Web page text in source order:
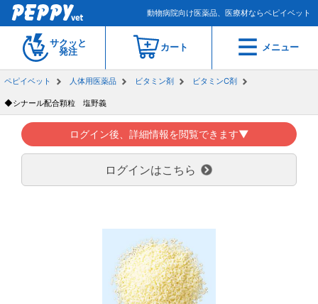
動物病院向け医薬品、医療材ならペピイベット
サクッと
発注
カート メニュー
ペピイベット 人体用医薬品 ビタミン剤 ビタミンC剤
◆シナール配合顆粒 塩野義
ログイン後、詳細情報を閲覧できます▼
ログインはこちら